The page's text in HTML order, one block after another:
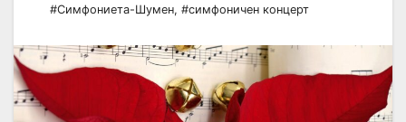
#Симфониета-Шумен, #симфоничен концерт